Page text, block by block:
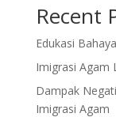
Recent
Edukasi
Imigrasi Agam
Dampak
Imigrasi Agam